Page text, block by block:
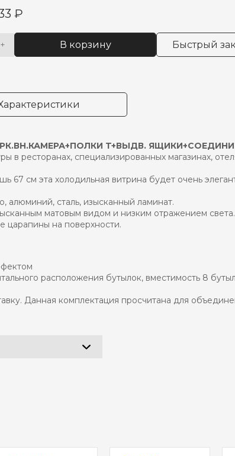
₽
+ В корзину Быстрый
T+ВЫДВ.
в ресторанах, специализированных магазинах,
см эта холодильная витрина будет очень
алюминий, сталь, изысканный ламинат.
матовым видом и низким отражением
царапины на поверхности.
расположения бутылок, вместимость 8
Данная комплектация просчитана для